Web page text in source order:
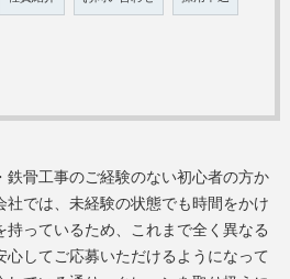
骨工事のご経験のない初心者の方か
では、未経験の状態でも時間をかけ
っているため、これまで全く異なる
してご応募いただけるようになって